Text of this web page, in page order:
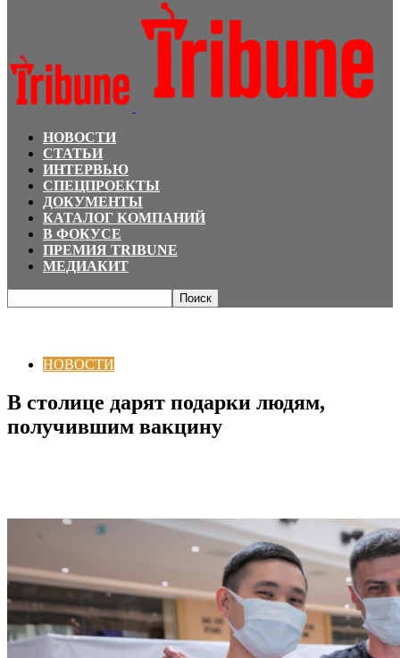
НОВОСТИ
СТАТЬИ
ИНТЕРВЬЮ
СПЕЦПРОЕКТЫ
ДОКУМЕНТЫ
КАТАЛОГ КОМПАНИЙ
В ФОКУСЕ
ПРЕМИЯ TRIBUNE
МЕДИАКИТ
НОВОСТИ
В столице дарят подарки людям,
получившим вакцину